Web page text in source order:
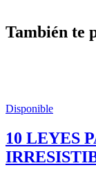
También te
Disponible
10 LEYES